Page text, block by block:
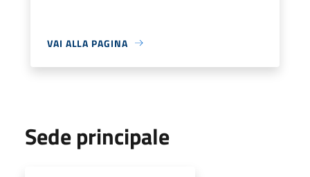
VAI ALLA PAGINA
Sede principale